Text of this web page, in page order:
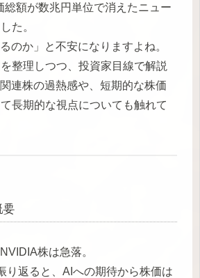
総額が数兆円単位で消えたニュー
た。
のか」と不安になりますよね。
整理しつつ、投資家目線で解説
連株の過熱感や、短期的な株価
長期的な視点についても触れて
株は急落。
り返ると、AIへの期待から株価は